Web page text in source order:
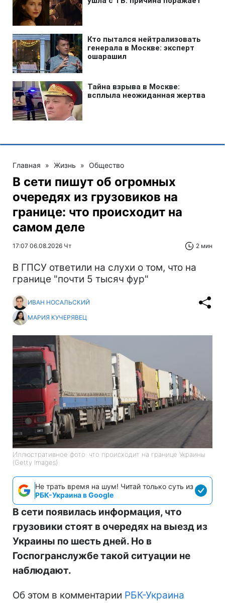
Главная » Жизнь » Общество
В сети пишут об огромных
очередях из грузовиков на
границе: что происходит на
самом деле
17:07 06.08.2026 Чт 2 мин
В ГПСУ ответили на слухи о том, что на
границе "почти 5 тысяч фур"
ИВАН НОСАЛЬСКИЙ
МАРИЯ КУЧЕРЯВЕЦ
Иллюстративное фото: что происходит на границе Украины
(Getty Images)
Не трать время на шум! Читай только суть из
РБК-Украина в Google
В сети появилась информация, что
грузовики стоят в очередях на выезд из
Украины по шесть дней. Но в
Госпогранслужбе такой ситуации не
наблюдают.
Об этом в комментарии РБК-Украина